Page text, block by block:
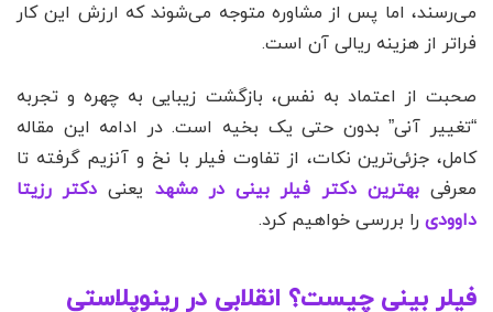
می‌رسند، اما پس از مشاوره متوجه می‌شوند که ارزش این کار
فراتر از هزینه ریالی آن است.
صحبت از اعتماد به نفس، بازگشت زیبایی به چهره و تجربه
“تغییر آنی” بدون حتی یک بخیه است. در ادامه این مقاله
کامل، جزئی‌ترین نکات، از تفاوت فیلر با نخ و آنزیم گرفته تا
معرفیبهترین دکتر فیلر بینی در مشهد یعنی دکتر رزیتا
داوودی را بررسی خواهیم کرد.
فیلر بینی چیست؟ انقلابی در رینوپلاستی